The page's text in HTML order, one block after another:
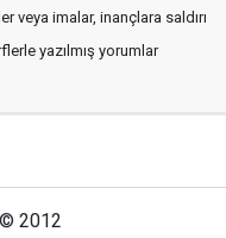
veya imalar, inançlara saldırı
yazılmış yorumlar
2012